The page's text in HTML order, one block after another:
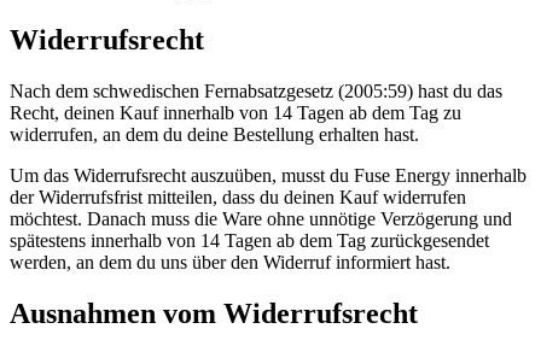
Widerrufsrecht
Nach dem schwedischen Fernabsatzgesetz (2005:59) hast du das
Recht, deinen Kauf innerhalb von 14 Tagen ab dem Tag zu
widerrufen, an dem du deine Bestellung erhalten hast.
Um das Widerrufsrecht auszuüben, musst du Fuse Energy innerhalb
der Widerrufsfrist mitteilen, dass du deinen Kauf widerrufen
möchtest. Danach muss die Ware ohne unnötige Verzögerung und
spätestens innerhalb von 14 Tagen ab dem Tag zurückgesendet
werden, an dem du uns über den Widerruf informiert hast.
Ausnahmen vom Widerrufsrecht